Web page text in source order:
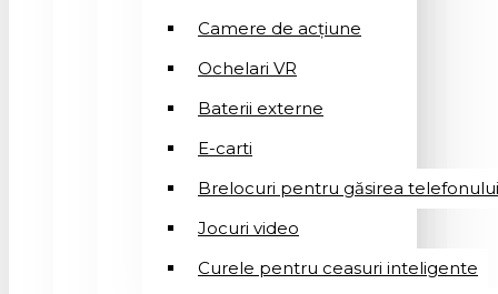
Camere de acțiune
Ochelari VR
Baterii externe
E-carti
Brelocuri pentru găsirea telefonului
Jocuri video
Curele pentru ceasuri inteligente